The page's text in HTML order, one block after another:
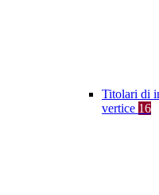
Titolari di
vertice 16